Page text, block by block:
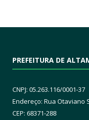
PREFEITURA DE
CNPJ: 05.263.116/0001-37
Endereço: Rua Otaviano
CEP: 68371-288